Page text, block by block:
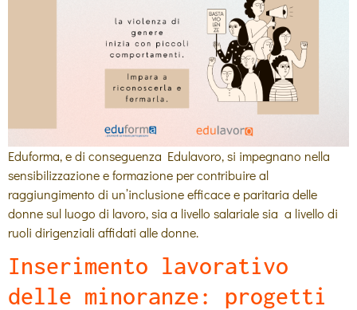
Eduforma, e di conseguenza Edulavoro, si impegnano nella
sensibilizzazione e formazione per contribuire al
raggiungimento di un’inclusione efficace e paritaria delle
donne sul luogo di lavoro, sia a livello salariale sia a livello di
ruoli dirigenziali affidati alle donne.
Inserimento lavorativo
delle minoranze: progetti